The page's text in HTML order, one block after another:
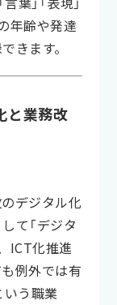
年齢や発達
きます。
と業務改
デジタル化
て「デジタ
ICT化推進
例外では有
いう職業